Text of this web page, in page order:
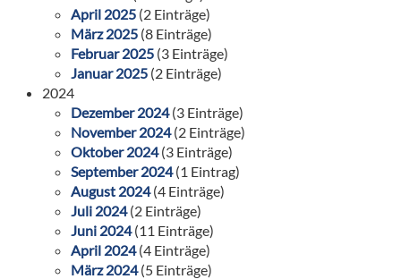
April 2025 (2 Einträge)
März 2025 (8 Einträge)
Februar 2025 (3 Einträge)
Januar 2025 (2 Einträge)
2024
Dezember 2024(3 Einträge)
November 2024(2 Einträge)
Oktober 2024(3 Einträge)
September 2024(1 Eintrag)
August 2024(4 Einträge)
Juli 2024(2 Einträge)
Juni 2024(11 Einträge)
April 2024(4 Einträge)
März 2024(5 Einträge)